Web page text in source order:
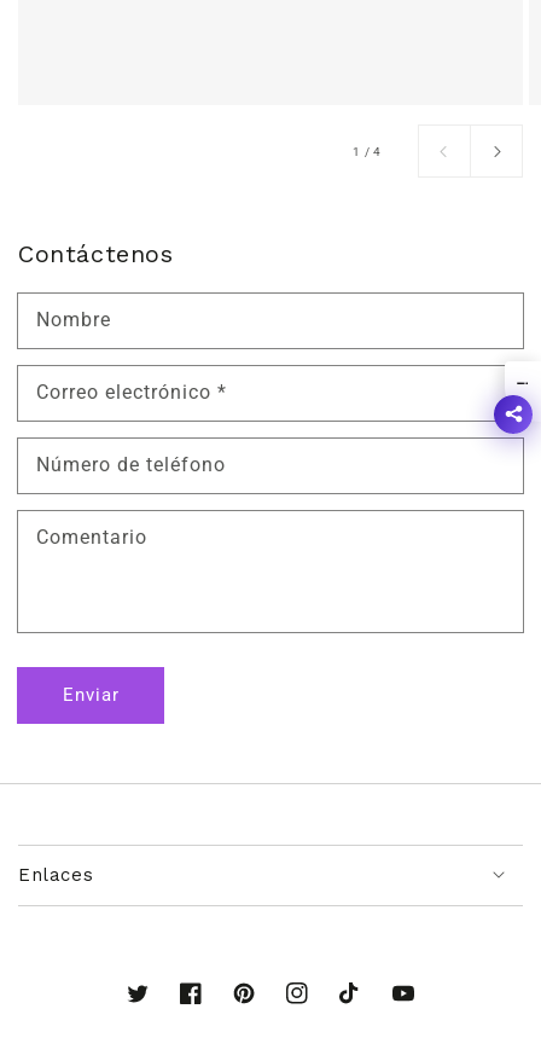
1 /de
4
Contáctenos
Nombre
Correo electrónico *
Número de teléfono
Comentario
Enviar
Enlaces
TwitterFacebookPinterestInstagramTikTok YouTube
!